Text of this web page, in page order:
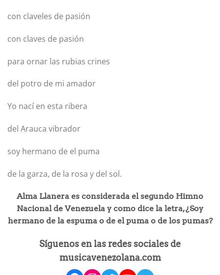
con claveles de pasión
con claves de pasión
para ornar las rubias crines
del potro de mi amador
Yo nací en esta ribera
del Arauca vibrador
soy hermano de el puma
de la garza, de la rosa y del sol.
Alma Llanera es considerada el segundo Himno
Nacional de Venezuela y como dice la letra, ¿Soy
hermano de la espuma o de el puma o de los pumas?
Síguenos en las redes sociales de
musicavenezolana.com